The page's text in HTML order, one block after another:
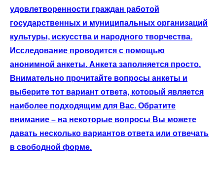
удовлетворенности граждан работой
государственных и муниципальных организаций
культуры, искусства и народного творчества.
Исследование проводится с помощью
анонимной анкеты. Анкета заполняется просто.
Внимательно прочитайте вопросы анкеты и
выберите тот вариант ответа, который является
наиболее подходящим для Вас. Обратите
внимание – на некоторые вопросы Вы можете
давать несколько вариантов ответа или отвечать
в свободной форме.